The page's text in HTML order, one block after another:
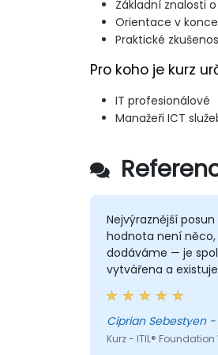
Základní znalosti
Orientace v
Praktické
Pro koho je kurz
IT profesionálové
Manažeři ICT
Nejvýraznější
hodnota není něco,
dodáváme — je
vytvářena a
jak ji zákazník vnímá,
odečtení nákladů a
na ně ukládáme.
pohled na to, jak se
Kurz - ITIL® Foundation